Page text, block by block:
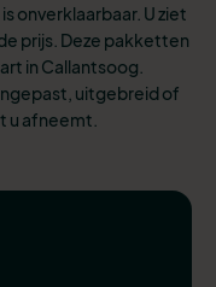
onverklaarbaar. U ziet
prijs. Deze pakketten
in Callantsoog.
uitgebreid of
u afneemt.